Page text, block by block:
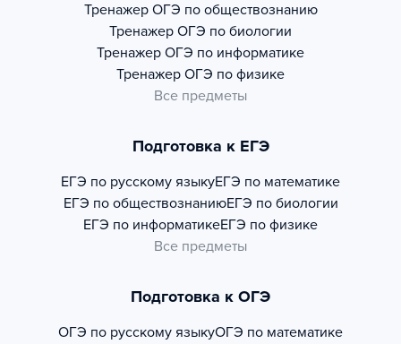
Тренажер ОГЭ по обществознанию
Тренажер ОГЭ по биологии
Тренажер ОГЭ по информатике
Тренажер ОГЭ по физике
Все предметы
Подготовка к ЕГЭ
ЕГЭ по русскому языкуЕГЭ по математике
ЕГЭ по обществознаниюЕГЭ по биологии
ЕГЭ по информатикеЕГЭ по физике
Все предметы
Подготовка к ОГЭ
ОГЭ по русскому языкуОГЭ по математике